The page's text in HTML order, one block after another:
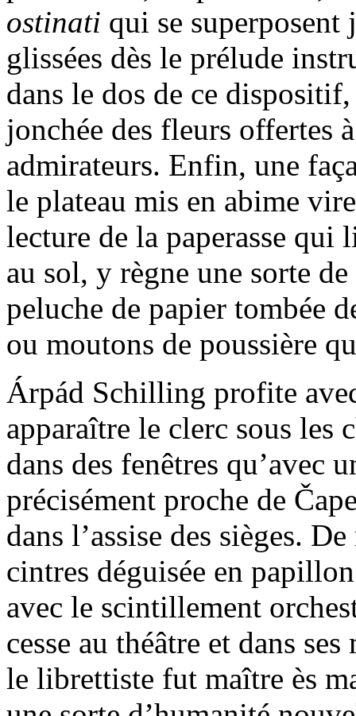
ostinati qui se superposent
glissées dès le prélude
dans le dos de ce
jonchée des fleurs offertes
admirateurs. Enfin, une
le plateau mis en abime
lecture de la paperasse qui
au sol, y règne une sorte
peluche de papier tombée
ou moutons de poussière
Árpád Schilling profite
apparaître le clerc sous les
dans des fenêtres qu’avec
précisément proche de
dans l’assise des sièges.
cintres déguisée en
avec le scintillement
cesse au théâtre et dans
le librettiste fut maître ès